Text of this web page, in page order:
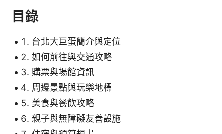
目錄
台北大巨蛋簡介與定位
如何前往與交通攻略
購票與場館資訊
周邊景點與玩樂地標
美食與餐飲攻略
親子與無障礙友善設施